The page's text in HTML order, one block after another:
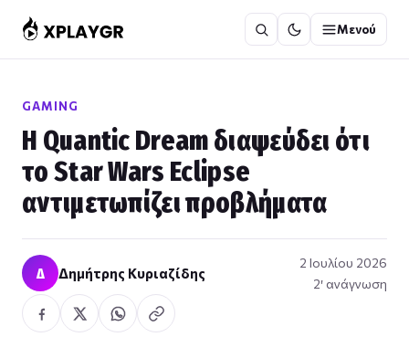
στο
περιεχόμενο
Μενού
GAMING
Η Quantic Dream διαψεύδει ότι
το Star Wars Eclipse
αντιμετωπίζει προβλήματα
Δ Δημήτρης Κυριαζίδης
2 Ιουλίου 2026
2′ ανάγνωση